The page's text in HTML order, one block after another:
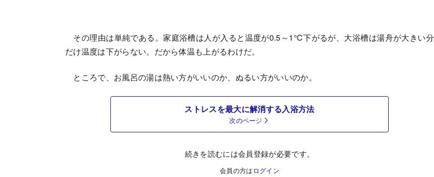
その理由は単純である。家庭浴槽は人が入ると温度が0.5～1℃下がるが、大浴槽は湯舟が大きい分
だけ温度は下がらない。だから体温も上がるわけだ。
ところで、お風呂の湯は熱い方がいいのか、ぬるい方がいいのか。
ストレスを最大に解消する入浴方法
次のページ
続きを読むには会員登録が必要です。
会員の方は ログイン